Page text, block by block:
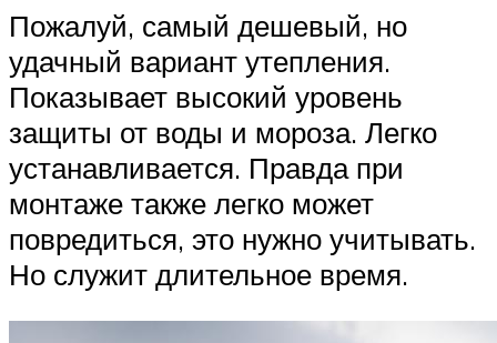
Пожалуй, самый дешевый, но
удачный вариант утепления.
Показывает высокий уровень
защиты от воды и мороза. Легко
устанавливается. Правда при
монтаже также легко может
повредиться, это нужно учитывать.
Но служит длительное время.